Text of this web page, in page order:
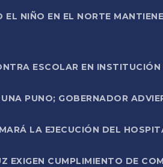
NIÑO EN EL NORTE
ESCOLAR EN
PUNO; GOBERNADOR
LA EJECUCIÓN DEL
EXIGEN CUMPLIMIENTO DE